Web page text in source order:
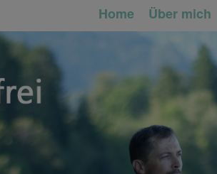
Home Über mich